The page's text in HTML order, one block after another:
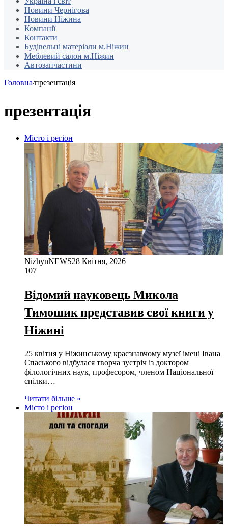
Новини Чернігова
Новини Ніжина
Компанії
Контакти
Будівельні матеріали м.Ніжин
Меблевий салон м.Ніжин
Автозапчастини
Головна/презентація
презентація
Місто і регіон
NizhynNEWS28 Квітня, 2026
107
Відомий науковець Микола
Тимошик представив свої книги у
Ніжині
25 квітня у Ніжинському краєзнавчому музеї імені Івана
Спаського відбулася творча зустріч із доктором
філологічних наук, професором, членом Національної
спілки…
Читати більше »
Місто і регіон